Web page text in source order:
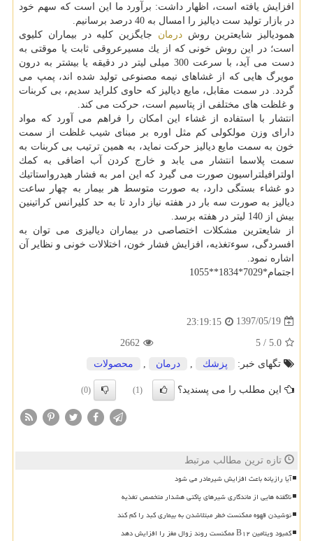
افزایش یافته است، اظهار داشت: برآورد ما این است كه سهم خود
در بازار تولید ست دیالیز را امسال به 40 درصد برسانیم.
همودیالیز شایعترین روشدرمان جایگزین كلیه در بیماران كلیوی
است؛ در این روش خونی كه از یك مسیرعروقی ثابت یا موقتی به
دست می آید، با سرعت 300 میلی لیتر در دقیقه یا بیشتر به درون
مویرگ هایی كه از غشاهای نیمه مصنوعی تولید شده اند، پمپ می
گردد. در سمت مقابل، مایع دیالیز كه حاوی كلراید سدیم، بی كربنات
و غلظت های مختلفی از پتاسیم است، حركت می كند.
انتشار با استفاده از غشاء این امكان را فراهم می آورد كه مواد
دارای وزن مولكولی كم مثل اوره بر مبنای شیب غلظت از سمت
خون به سمت مایع دیالیز حركت نماید، به همین ترتیب بی كربنات به
سمت پلاسما انتشار می یابد و خارج كردن آب اضافی به كمك
اولترافیلتراسیون صورت می گیرد كه این امر به فشار هیدرواستاتیك
دو غشاء بستگی دارد، به صورت متوسط هر بیمار به چهار ساعت
دیالیز به صورت سه بار در هفته نیاز دارد تا به حد كلیرانس كراتینین
بیش از 140 لیتر در هفته برسد.
از شایعترین مشكلات اختصاصی در بیماران دیالیزی می توان به
افسردگی، سوءتغذیه، افزایش فشار خون، اختلالات خونی و نظایر آن
اشاره نمود.
اجتمام*7029*1834**1055
1397/05/19
23:19:15
5.0
/
5
2662
تگهای خبر:
پزشك درمان محصولات
این مطلب را می پسندید؟ (1)
(0)
تازه ترین مطالب مرتبط
آیا رازیانه باعث افزایش شیرمادر می شود
ناگفته هایی از ماندگاری شیرهای پاکتی هشدار متخصص تغذیه
نوشیدن قهوه ممکنست خطر مبتلاشدن به بیماری کبد را کم کند
کمبود ویتامین B۱۲ ممکنست روند زوال مغز را افزایش دهد